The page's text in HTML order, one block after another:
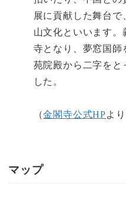
展に貢献した舞台
山文化といいます
寺となり、夢窓国
苑院殿から二字をと
した。
（金閣寺公式HPよ
マップ